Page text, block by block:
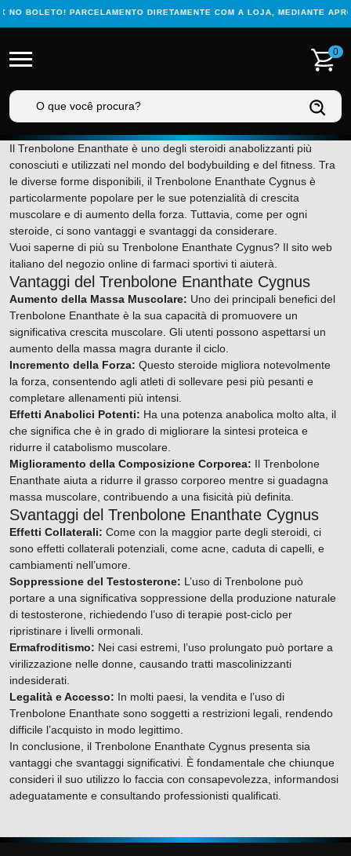
BOLETO! PARCELAMENTO DIRETAMENTE COM A LOJA, MEDIANTE
0
Il Trenbolone Enanthate è uno degli steroidi anabolizzanti più
conosciuti e utilizzati nel mondo del bodybuilding e del fitness. Tra
le diverse forme disponibili, il Trenbolone Enanthate Cygnus è
particolarmente popolare per le sue potenzialità di crescita
muscolare e di aumento della forza. Tuttavia, come per ogni
steroide, ci sono vantaggi e svantaggi da considerare.
Vuoi saperne di più su Trenbolone Enanthate Cygnus? Il sito web
italiano del negozio online di farmaci sportivi ti aiuterà.
Vantaggi del Trenbolone Enanthate Cygnus
Aumento della Massa Muscolare: Uno dei principali benefici del
Trenbolone Enanthate è la sua capacità di promuovere un
significativa crescita muscolare. Gli utenti possono aspettarsi un
aumento della massa magra durante il ciclo.
Incremento della Forza: Questo steroide migliora notevolmente
la forza, consentendo agli atleti di sollevare pesi più pesanti e
completare allenamenti più intensi.
Effetti Anabolici Potenti: Ha una potenza anabolica molto alta, il
che significa che è in grado di migliorare la sintesi proteica e
ridurre il catabolismo muscolare.
Miglioramento della Composizione Corporea: Il Trenbolone
Enanthate aiuta a ridurre il grasso corporeo mentre si guadagna
massa muscolare, contribuendo a una fisicità più definita.
Svantaggi del Trenbolone Enanthate Cygnus
Effetti Collaterali: Come con la maggior parte degli steroidi, ci
sono effetti collaterali potenziali, come acne, caduta di capelli, e
cambiamenti nell’umore.
Soppressione del Testosterone: L’uso di Trenbolone può
portare a una significativa soppressione della produzione naturale
di testosterone, richiedendo l’uso di terapie post-ciclo per
ripristinare i livelli ormonali.
Ermafroditismo: Nei casi estremi, l’uso prolungato può portare a
virilizzazione nelle donne, causando tratti mascolinizzanti
indesiderati.
Legalità e Accesso: In molti paesi, la vendita e l’uso di
Trenbolone Enanthate sono soggetti a restrizioni legali, rendendo
difficile l’acquisto in modo legittimo.
In conclusione, il Trenbolone Enanthate Cygnus presenta sia
vantaggi che svantaggi significativi. È fondamentale che chiunque
consideri il suo utilizzo lo faccia con consapevolezza, informandosi
adeguatamente e consultando professionisti qualificati.